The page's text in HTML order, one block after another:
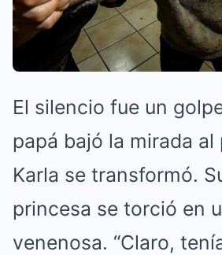
El silencio fue un
papá bajó la mirada al
Karla se transformó.
princesa se torció en
venenosa. “Claro,